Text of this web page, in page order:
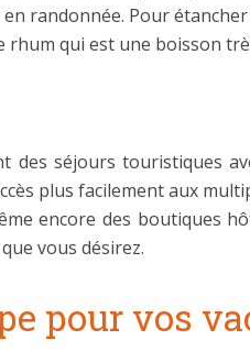
randonnée. Pour
qui est une boisson
séjours touristiques
plus facilement aux
encore des boutiques
vous désirez.
pour vos